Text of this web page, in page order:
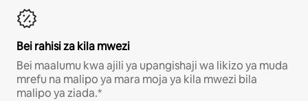
Bei rahisi za kila mwezi
Bei maalumu kwa ajili ya upangishaji wa likizo ya muda
mrefu na malipo ya mara moja ya kila mwezi bila
malipo ya ziada.*